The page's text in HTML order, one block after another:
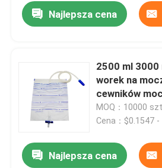
Najlepsza cena
2500 ml 3000
worek na
cewników
MOQ：10000
Cena：$0.1547
Najlepsza cena